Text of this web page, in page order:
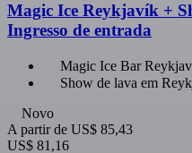
Magic Ice Reykjavík +
Ingresso de entrada
Magic Ice Bar
Show de lava em
Novo
A partir de US$ 85,43
US$ 81,16